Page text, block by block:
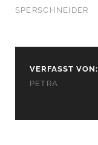
SPERSCHNEIDER
VERFASST VON:
PETRA